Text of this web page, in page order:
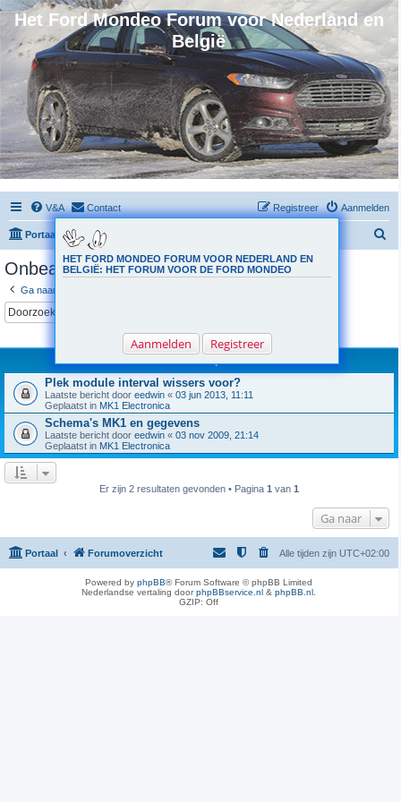
Het Ford Mondeo Forum voor Nederland en
België
V&A Contact Aanmelden
Registreer
Portaal Forumoverzicht
HET FORD MONDEO FORUM VOOR NEDERLAND EN
BELGIË: HET FORUM VOOR DE FORD MONDEO
Aanmelden Registreer
Onbeantwoorde onderwerpen
Ga naar uitgebreid zoeken
Er zijn 2 resultaten gevonden • Pagina1van
Plek module interval wissers voor?
Laatste bericht door eedwin « 03 jun 2013, 11:11
Geplaatst in MK1 Electronica
Schema's MK1 en gegevens
Laatste bericht door eedwin « 03 nov 2009, 21:14
Geplaatst in MK1 Electronica
Er zijn 2 resultaten gevonden • Pagina 1 van 1
Ga naar
Portaal Forumoverzicht Alle tijden zijn UTC+02:00
Powered byphpBB® Forum Software © phpBB Limited
Nederlandse vertaling doorphpBBservice.nl &phpBB.nl
GZIP: Off